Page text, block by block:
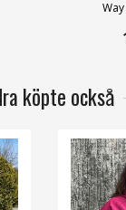
köpte också